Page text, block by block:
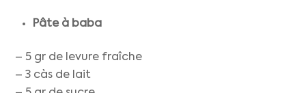
Pâte à baba
– 5 gr de levure fraîche
– 3 càs de lait